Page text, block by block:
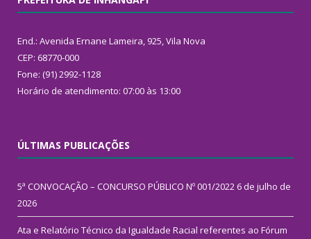
End.: Avenida Ernane Lameira, 925, Vila Nova
CEP: 68770-000
Fone: (91) 2992-1128
Horário de atendimento: 07:00 às 13:00
ÚLTIMAS PUBLICAÇÕES
5ª CONVOCAÇÃO – CONCURSO PÚBLICO Nº 001/2022 6 de julho de
2026
Ata e Relatório Técnico da Igualdade Racial referentes ao Fórum